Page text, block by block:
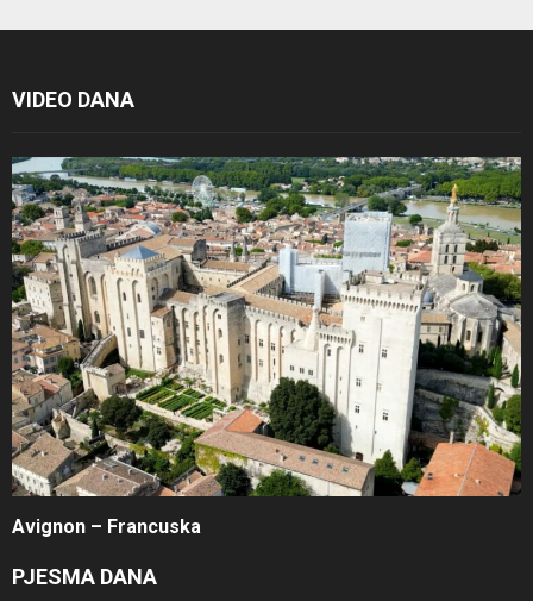
VIDEO DANA
Avignon – Francuska
PJESMA DANA